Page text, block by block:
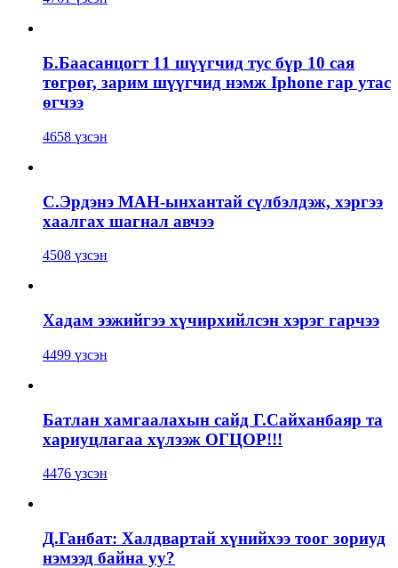
Б.Баасанцогт 11 шүүгчид тус бүр 10 сая
төгрөг, зарим шүүгчид нэмж Iphone гар утас
өгчээ
4658 үзсэн
С.Эрдэнэ МАН-ынхантай сүлбэлдэж, хэргээ
хаалгах шагнал авчээ
4508 үзсэн
Хадам ээжийгээ хүчирхийлсэн хэрэг гарчээ
4499 үзсэн
Батлан хамгаалахын сайд Г.Сайханбаяр та
хариуцлагаа хүлээж ОГЦОР!!!
4476 үзсэн
Д.Ганбат: Халдвартай хүнийхээ тоог зориуд
нэмээд байна уу?